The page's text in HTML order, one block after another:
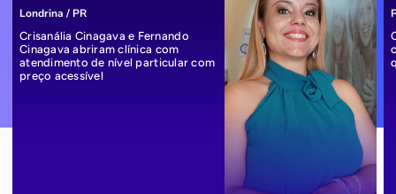
Londrina / PR
Crisanália Cinagava e Fernando
Cinagava abriram clínica com
atendimento de nível particular com
preço acessível